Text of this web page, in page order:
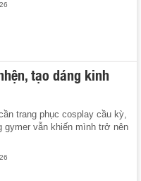
tạo dáng kinh
trang phục cosplay cầu kỳ,
gymer vẫn khiến mình trở nên